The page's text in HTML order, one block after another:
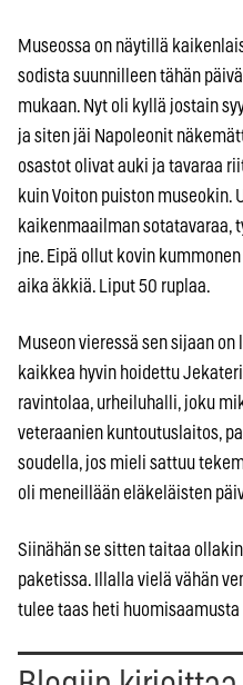
Museossa on näytillä
sodista suunnilleen tähän
mukaan. Nyt oli kyllä jostain
ja siten jäi Napoleonit
osastot olivat auki ja tavaraa
kuin Voiton puiston museokin.
kaikenmaailman sotatavaraa,
jne. Eipä ollut kovin
aika äkkiä. Liput 50 ruplaa.
Museon vieressä sen sijaan
kaikkea hyvin hoidettu
ravintolaa, urheiluhalli, joku
veteraanien kuntoutuslaitos,
soudella, jos mieli sattuu
oli meneillään eläkeläisten
Siinähän se sitten taitaa
paketissa. Illalla vielä vähän
tulee taas heti huomisaamusta